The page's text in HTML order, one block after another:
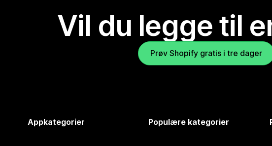
Vil du legge til
Prøv Shopify gratis i tre dager
Appkategorier Populære kategorier